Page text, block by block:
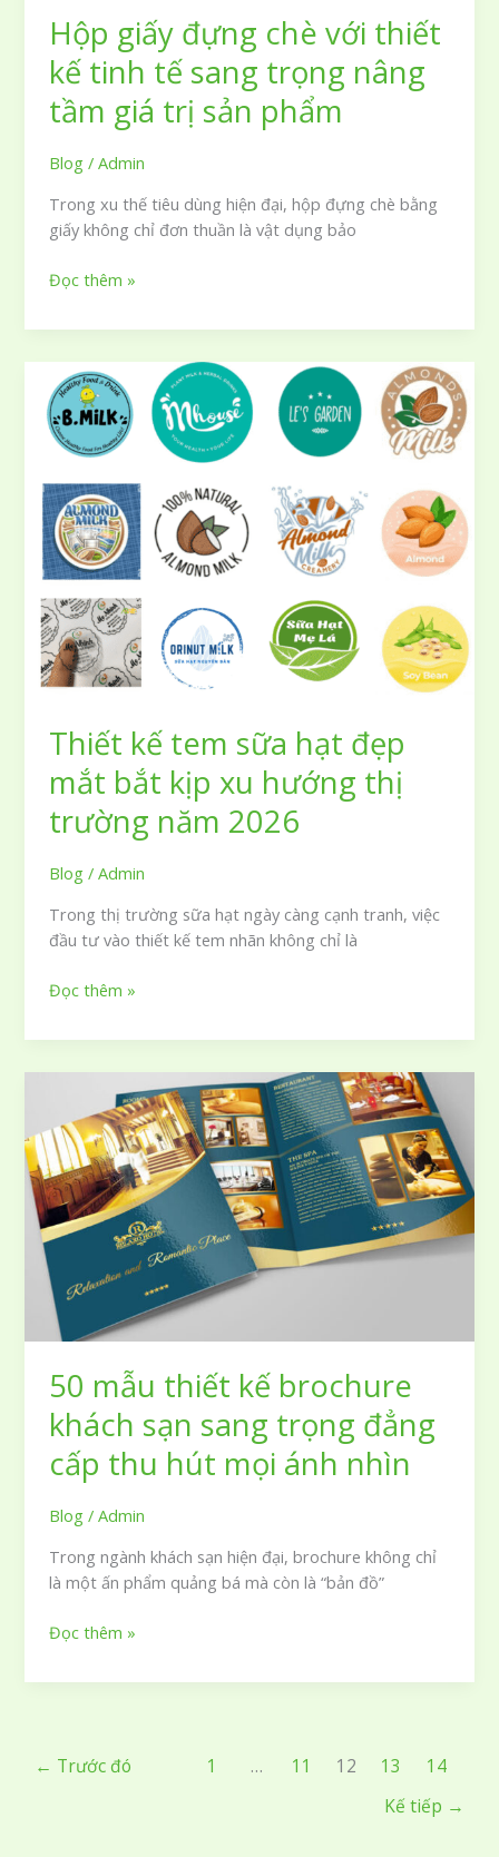
Hộp giấy đựng chè với thiết
kế tinh tế sang trọng nâng
tầm giá trị sản phẩm
Blog /Admin
Trong xu thế tiêu dùng hiện đại, hộp đựng chè bằng
giấy không chỉ đơn thuần là vật dụng bảo
Hộp
đựng
với
thiết
kế
tinh
tế
sang
trọng
nâng
tầm
giá
trị
sản
phẩm
Đọc thêm »
Thiết kế tem sữa hạt đẹp
mắt bắt kịp xu hướng thị
trường năm 2026
Blog /Admin
Trong thị trường sữa hạt ngày càng cạnh tranh, việc
đầu tư vào thiết kế tem nhãn không chỉ là
Thiết
tem
đẹp
mắt
bắt
kịp
xu
hướng
thị
trường
năm
2026
Đọc thêm »
50 mẫu thiết kế brochure
khách sạn sang trọng đẳng
cấp thu hút mọi ánh nhìn
Blog /Admin
Trong ngành khách sạn hiện đại, brochure không chỉ
là một ấn phẩm quảng bá mà còn là “bản đồ”
50
thiết
khách
Đọc thêm »
← Trước đó 1 … 11 12 13
14
Kế tiếp →